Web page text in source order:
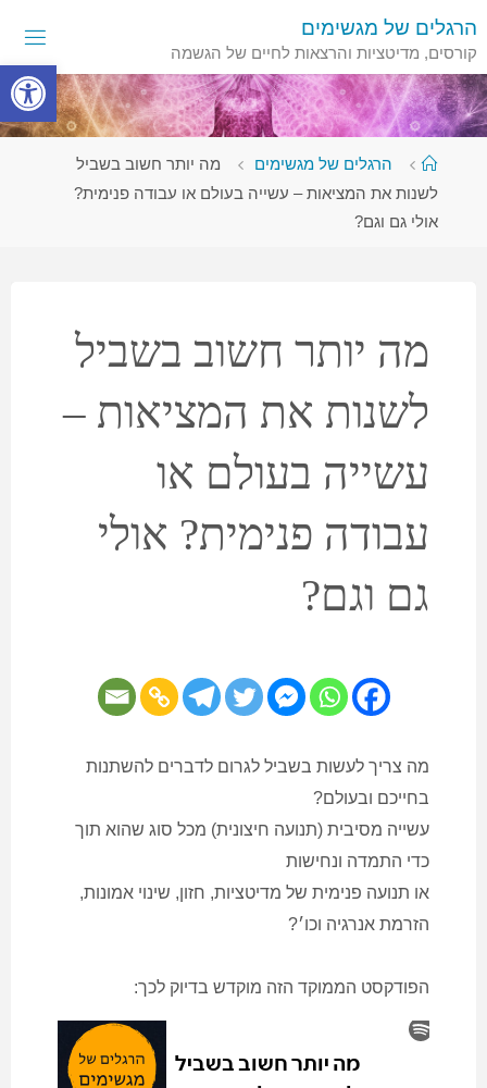
לתוכן
הרגלים של מגשימים
קורסים, מדיטציות והרצאות לחיים של הגשמה
עמוד
ראשי
הרגלים של מגשימים
מה יותר חשוב בשביל
לשנות את המציאות – עשייה בעולם או עבודה פנימית?
אולי גם וגם?
מה יותר חשוב בשביל
לשנות את המציאות –
עשייה בעולם או
עבודה פנימית? אולי
גם וגם?
מה צריך לעשות בשביל לגרום לדברים להשתנות
בחייכם ובעולם?
עשייה מסיבית (תנועה חיצונית) מכל סוג שהוא תוך
כדי התמדה ונחישות
או תנועה פנימית של מדיטציות, חזון, שינוי אמונות,
הזרמת אנרגיה וכו׳?
הפודקסט הממוקד הזה מוקדש בדיוק לכך:
פתח